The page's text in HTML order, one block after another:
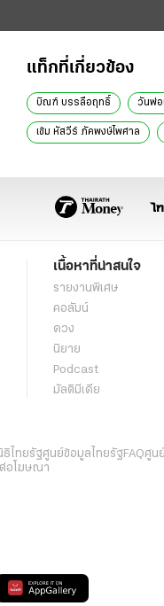
แท็กที่เกี่ยวข้อง
บิณฑ์ บรรลือฤทธิ์ วันพ่อ
เข้ม หัสวีร์ ภัคพงษ์ไพศาล
เนื้อหาที่น่าสนใจ
รายงานพิเศษ
คอลัมน์
ดวง
นิยาย
Podcast
มัลติมีเดีย
ธิไทยรัฐศูนย์ข้อมูลไทยรัฐFAQศูน
อโฆษณา